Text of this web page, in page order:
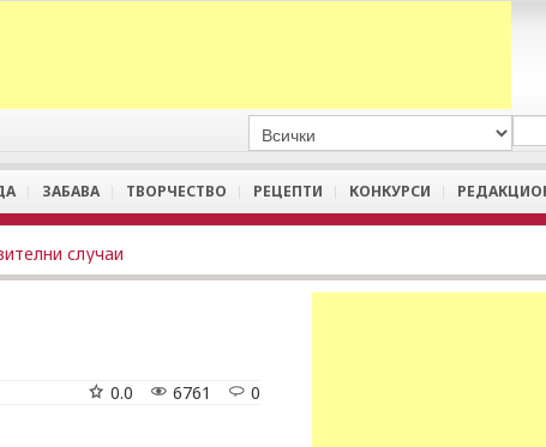
ЗАБАВА ТВОРЧЕСТВО РЕЦЕПТИ КОНКУРСИ
случаи
0
6761
0.0